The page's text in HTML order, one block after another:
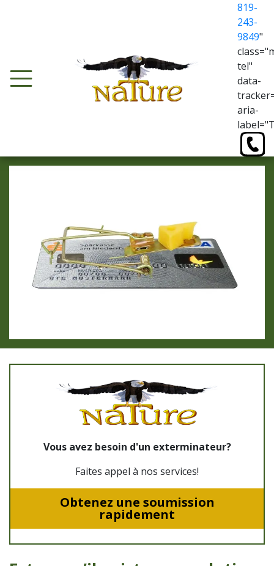
819-
243-
9849"
tel"
data-
aria-
Vous avez besoin d'un exterminateur?
Faites appel à nos services!
Obtenez une soumission
rapidement